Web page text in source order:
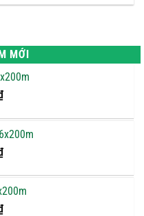
MỚI
Giá
tại
là:
900.000 ₫.
Giá
tại
là:
700.000 ₫.
Giá